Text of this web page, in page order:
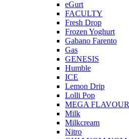
eGurt
FACULTY
Fresh Drop
Frozen Yoghurt
Gabano Farento
Gas
GENESIS
Humble
ICE
Lemon Drip
Lolli Pop
MEGA FLAVOUR
Milk
Milkcream
Nitro